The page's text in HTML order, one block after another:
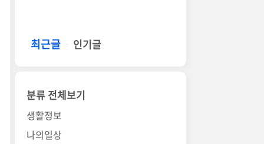
최근글 인기글
분류 전체보기
생활정보
나의일상